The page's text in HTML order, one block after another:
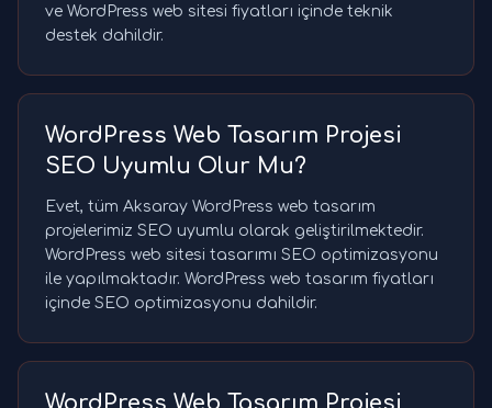
ve WordPress web sitesi fiyatları içinde teknik
destek dahildir.
WordPress Web Tasarım Projesi
SEO Uyumlu Olur Mu?
Evet, tüm Aksaray WordPress web tasarım
projelerimiz SEO uyumlu olarak geliştirilmektedir.
WordPress web sitesi tasarımı SEO optimizasyonu
ile yapılmaktadır. WordPress web tasarım fiyatları
içinde SEO optimizasyonu dahildir.